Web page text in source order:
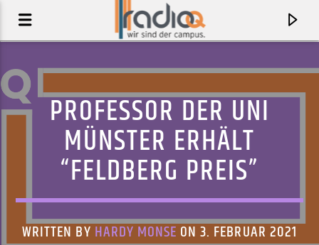
PROFESSOR DER UNI
MÜNSTER ERHÄLT
“FELDBERG PREIS”
WRITTEN BY HARDY MONSE ON 3. FEBRUAR 2021